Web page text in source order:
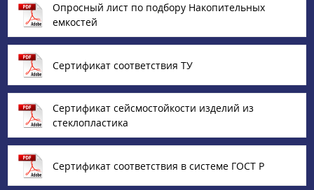
Опросный лист по подбору Накопительных
емкостей
Сертификат соответствия ТУ
Сертификат сейсмостойкости изделий из
стеклопластика
Сертификат соответствия в системе ГОСТ Р